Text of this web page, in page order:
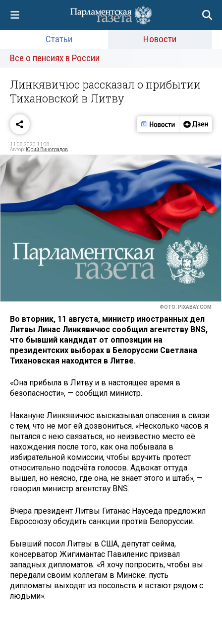
Статьи
Новости
Все о пенсиях в России
Линкявичюс рассказал о прибытии
Тихановской в Литву
11.08.2020 11:08
Автор: Юрий Виноградов
ФОТО: PIXABAY.COM
Во вторник, 11 августа, министр иностранных дел
Литвы Линас Линкявичюс сообщил агентству BNS,
что бывший кандидат от оппозиции на
президентских выборах в Белоруссии Светлана
Тихановская находится в Литве.
«Она прибыла в Литву и в настоящее время в
безопасности», — сообщил министр.
Накануне Линкявичюс высказывал опасения в связи
с тем, что не мог ей дозвониться. «Несколько часов я
пытался с нею связаться, но неизвестно место её
нахождения после того, как она побывала в
избирательной комиссии, чтобы вручить протест
относительно подсчёта голосов. Адвокат оттуда
вышел, но неясно, где она, не знает этого и штаб», —
говорил министр агентству BNS.
Вчера президент Литвы Гитанас Науседа предложил
Евросоюзу обсудить санкции против Белоруссии.
Бывший посол Литвы в США, депутат сейма,
консерватор Жигимантас Павиленис призвал
западных дипломатов: «Я хочу попросить, чтобы вы
передали своим коллегам в Минске: пусть
дипломаты выходят из посольств и встают рядом с
людьми».